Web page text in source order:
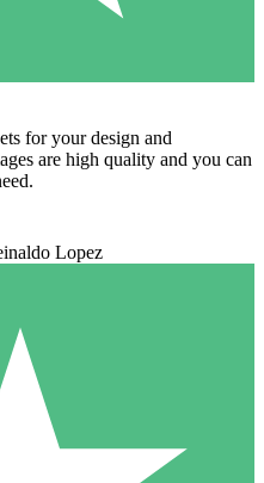
for your design and
are high quality and you can
Lopez